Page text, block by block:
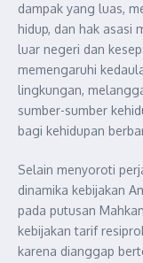
dampak yang luas,
hidup, dan hak asasi
luar negeri dan
memengaruhi
lingkungan,
sumber-sumber
bagi kehidupan
Selain menyoroti
dinamika kebijakan
pada putusan
kebijakan tarif
karena dianggap